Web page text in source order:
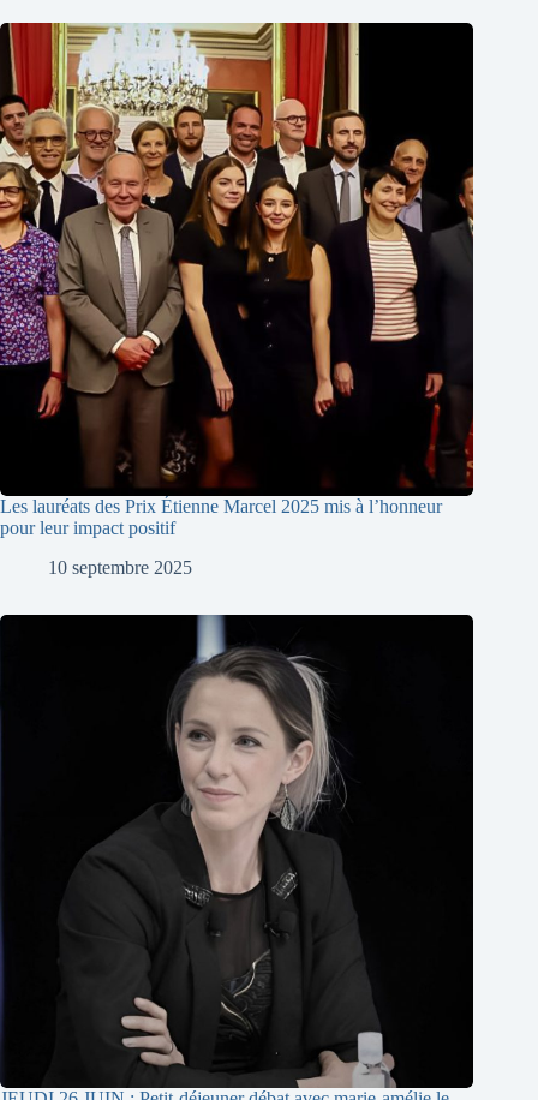
Les lauréats des Prix Étienne Marcel 2025 mis à l’honneur
pour leur impact positif
10 septembre 2025